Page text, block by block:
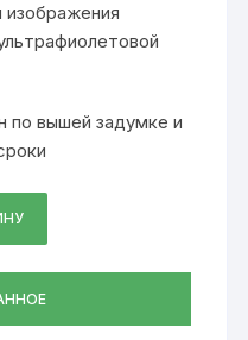
вышей задумке и